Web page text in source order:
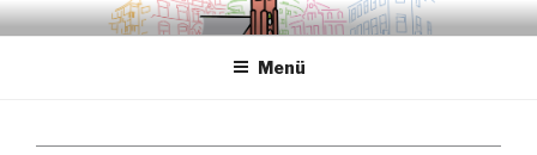
Zum
Inhalt
.sredna – anders.
Menü